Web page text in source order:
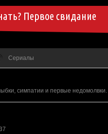
Первое свидание
Сериалы
симпатии и первые